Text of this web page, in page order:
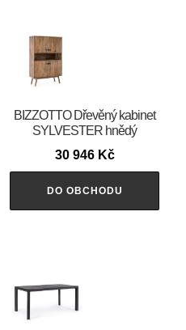
BIZZOTTO Dřevěný kabinet
SYLVESTER hnědý
30 946 Kč
DO OBCHODU